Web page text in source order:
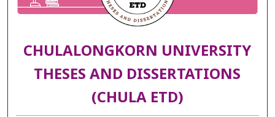
CHULALONGKORN UNIVERSITY
THESES AND DISSERTATIONS
(CHULA ETD)